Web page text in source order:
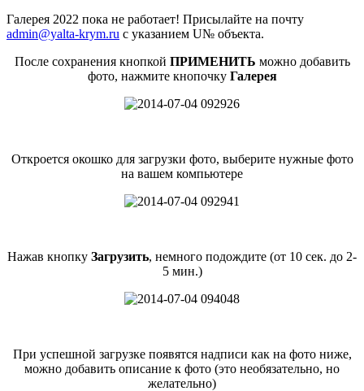
Галерея 2022 пока не работает! Присылайте на почту
admin@yalta-krym.ru с указанием U№ объекта.
После сохранения кнопкой ПРИМЕНИТЬ можно добавить
фото, нажмите кнопочку Галерея
Откроется окошко для загрузки фото, выберите нужные фото
на вашем компьютере
Нажав кнопку Загрузить, немного подождите (от 10 сек. до 2-
5 мин.)
При успешной загрузке появятся надписи как на фото ниже,
можно добавить описание к фото (это необязательно, но
желательно)